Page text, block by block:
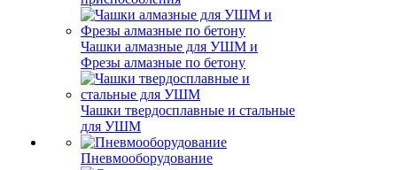
Чашки алмазные для УШМ и
Фрезы алмазные по бетону
Чашки твердосплавные и стальные
для УШМ
Пневмооборудование